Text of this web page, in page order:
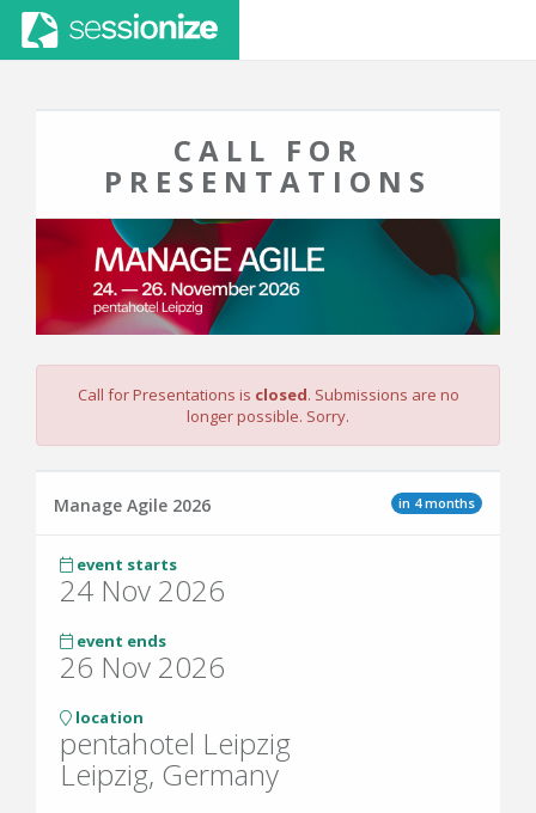
CALL FOR
PRESENTATIONS
Call for Presentations is closed. Submissions are no
longer possible. Sorry.
in 4 months
Manage Agile 2026
event starts
24 Nov 2026
event ends
26 Nov 2026
location
pentahotel Leipzig
Leipzig, Germany